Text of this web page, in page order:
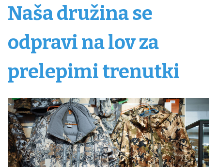
Naša družina se
odpravi na lov za
prelepimi trenutki